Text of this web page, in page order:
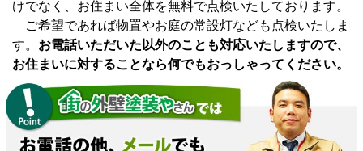
けでなく、お住まい全体を無料で点検いたしております。
ご希望であれば物置やお庭の常設灯なども点検いたしま
す。 お電話いただいた以外のことも対応いたしますので、
お住まいに対することなら何でもおっしゃってください。